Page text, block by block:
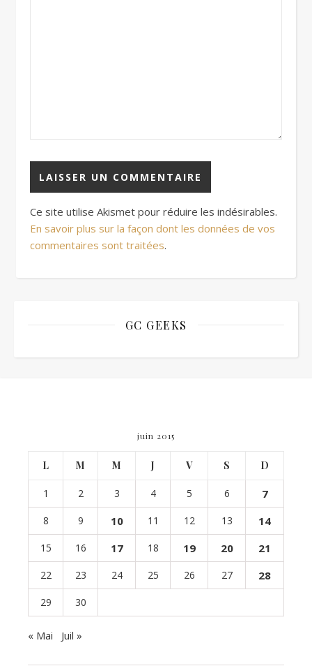
Ce site utilise Akismet pour réduire les indésirables.
En savoir plus sur la façon dont les données de vos
commentaires sont traitées.
GC GEEKS
juin 2015
L M M J V S D
1 2 3 4 5 6 7
8 9 10 11 12 13 14
15 16 17 18 19 20 21
22 23 24 25 26 27 28
29 30
« Mai Juil »